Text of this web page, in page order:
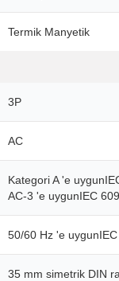
Termik Manyetik
3P
AC
Kategori A 'e
AC-3 'e uygunIEC
50/60 Hz 'e
35 mm simetrik DIN